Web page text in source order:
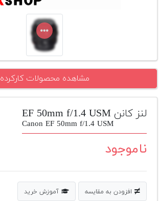
افزودن
لیست
مشاهده محصولات کارکرده
لنز کانن EF 50mm f/1.4 USM
Canon EF 50mm f/1.4 USM
ناموجود
افزودن به مقایسه آموزش خرید